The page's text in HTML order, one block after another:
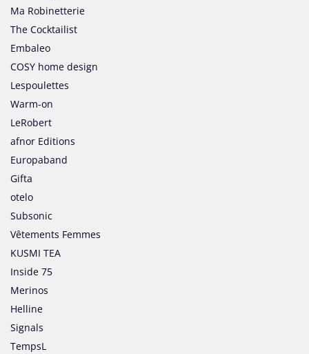
Ma Robinetterie
The Cocktailist
Embaleo
COSY home design
Lespoulettes
Warm-on
LeRobert
afnor Editions
Europaband
Gifta
otelo
Subsonic
Vêtements Femmes
KUSMI TEA
Inside 75
Merinos
Helline
Signals
TempsL